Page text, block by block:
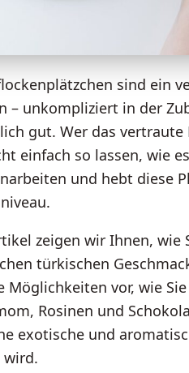
sind ein
– unkompliziert in der
gut. Wer das
einfach so lassen, wie
und hebt diese
zeigen wir Ihnen, wie
türkischen
Möglichkeiten vor, wie
Rosinen und
exotische und
wird.